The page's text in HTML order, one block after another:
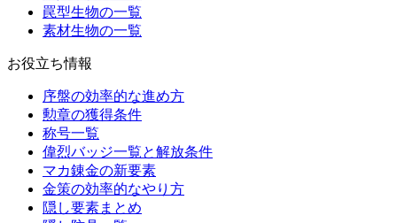
罠型生物の一覧
素材生物の一覧
お役立ち情報
序盤の効率的な進め方
勲章の獲得条件
称号一覧
偉烈バッジ一覧と解放条件
マカ錬金の新要素
金策の効率的なやり方
隠し要素まとめ